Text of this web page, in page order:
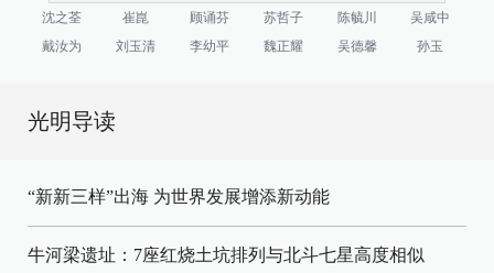
沈之荃 崔崑 顾诵芬 苏哲子 陈毓川
吴咸中
戴汝为
刘玉清 李幼平 魏正耀 吴德馨 孙玉
光明导读
“新新三样”出海 为世界发展增添新动能
牛河梁遗址：7座红烧土坑排列与北斗七星高度相似